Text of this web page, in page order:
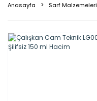
Anasayfa Sarf Malzemeleri